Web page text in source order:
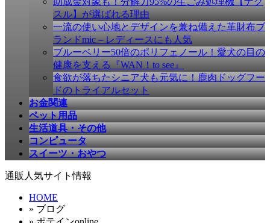
スル】が選ばれる理由
一流の使い心地とデザインを兼ね備えた革財布ブ
ランドmic – レディースにも人気
ブルーベリー50倍のポリフェノール！愛犬の目の
健康を支える『WAN！to see』
食欲が落ちたシニア犬も元気に！鹿肉ドッグフー
ドのトライアルセット
お金関連
ペット用品
生活道具・その他
コンピュータ
スイーツ・おやつ
通販人気サイト情報
HOME
» ブログ